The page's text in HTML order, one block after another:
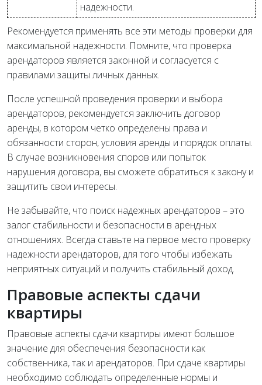
надежности.
Рекомендуется применять все эти методы проверки для
максимальной надежности. Помните, что проверка
арендаторов является законной и согласуется с
правилами защиты личных данных.
После успешной проведения проверки и выбора
арендаторов, рекомендуется заключить договор
аренды, в котором четко определены права и
обязанности сторон, условия аренды и порядок оплаты.
В случае возникновения споров или попыток
нарушения договора, вы сможете обратиться к закону и
защитить свои интересы.
Не забывайте, что поиск надежных арендаторов – это
залог стабильности и безопасности в арендных
отношениях. Всегда ставьте на первое место проверку
надежности арендаторов, для того чтобы избежать
неприятных ситуаций и получить стабильный доход.
Правовые аспекты сдачи
квартиры
Правовые аспекты сдачи квартиры имеют большое
значение для обеспечения безопасности как
собственника, так и арендаторов. При сдаче квартиры
необходимо соблюдать определенные нормы и